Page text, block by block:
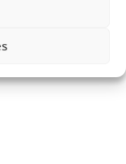
Lucha
I